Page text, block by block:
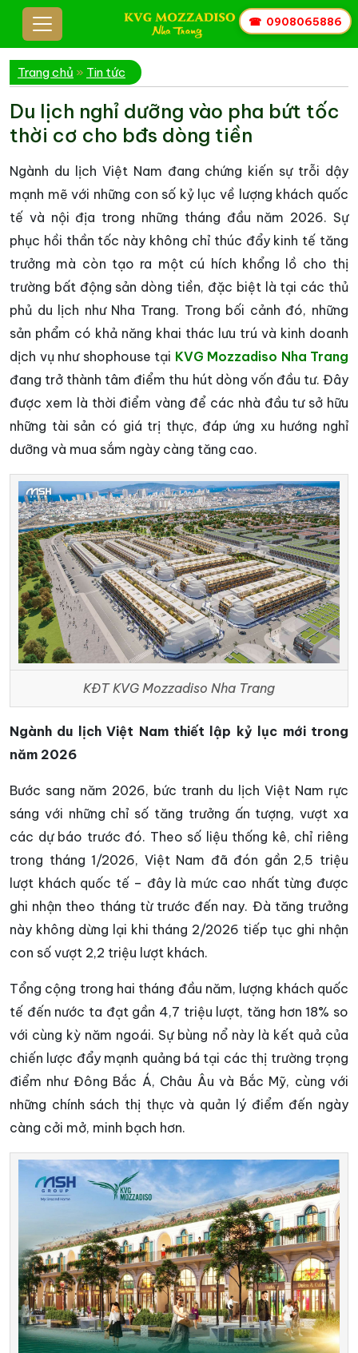
Trang chủ » Tin tức
Du lịch nghỉ dưỡng vào pha bứt tốc
thời cơ cho bđs dòng tiền
Ngành du lịch Việt Nam đang chứng kiến sự trỗi dậy
mạnh mẽ với những con số kỷ lục về lượng khách quốc
tế và nội địa trong những tháng đầu năm 2026. Sự
phục hồi thần tốc này không chỉ thúc đẩy kinh tế tăng
trưởng mà còn tạo ra một cú hích khổng lồ cho thị
trường bất động sản dòng tiền, đặc biệt là tại các thủ
phủ du lịch như Nha Trang. Trong bối cảnh đó, những
sản phẩm có khả năng khai thác lưu trú và kinh doanh
dịch vụ như shophouse tại KVG Mozzadiso Nha Trang
đang trở thành tâm điểm thu hút dòng vốn đầu tư. Đây
được xem là thời điểm vàng để các nhà đầu tư sở hữu
những tài sản có giá trị thực, đáp ứng xu hướng nghỉ
dưỡng và mua sắm ngày càng tăng cao.
KĐT KVG Mozzadiso Nha Trang
Ngành du lịch Việt Nam thiết lập kỷ lục mới trong
năm 2026
Bước sang năm 2026, bức tranh du lịch Việt Nam rực
sáng với những chỉ số tăng trưởng ấn tượng, vượt xa
các dự báo trước đó. Theo số liệu thống kê, chỉ riêng
trong tháng 1/2026, Việt Nam đã đón gần 2,5 triệu
lượt khách quốc tế – đây là mức cao nhất từng được
ghi nhận theo tháng từ trước đến nay. Đà tăng trưởng
này không dừng lại khi tháng 2/2026 tiếp tục ghi nhận
con số vượt 2,2 triệu lượt khách.
Tổng cộng trong hai tháng đầu năm, lượng khách quốc
tế đến nước ta đạt gần 4,7 triệu lượt, tăng hơn 18% so
với cùng kỳ năm ngoái. Sự bùng nổ này là kết quả của
chiến lược đẩy mạnh quảng bá tại các thị trường trọng
điểm như Đông Bắc Á, Châu Âu và Bắc Mỹ, cùng với
những chính sách thị thực và quản lý điểm đến ngày
càng cởi mở, minh bạch hơn.
☎ 0908065886